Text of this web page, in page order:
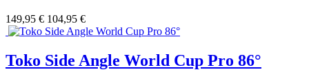
149,95 € 104,95 €
Toko Side Angle World Cup Pro 86°